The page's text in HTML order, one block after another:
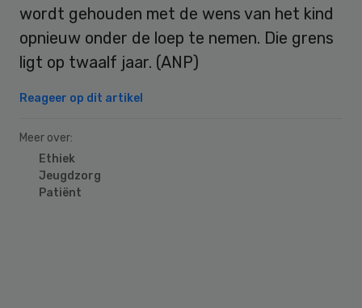
wordt gehouden met de wens van het kind
opnieuw onder de loep te nemen. Die grens
ligt op twaalf jaar. (ANP)
Reageer op dit artikel
Meer over:
Ethiek
Jeugdzorg
Patiënt